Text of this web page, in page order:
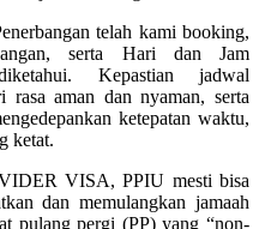
telah kami booking,
serta Hari dan Jam
Kepastian jadwal
rasa aman dan nyaman, serta
ketepatan waktu,
ketat.
VISA, PPIU mesti bisa
dan memulangkan jamaah
pulang pergi (PP) yang “non-